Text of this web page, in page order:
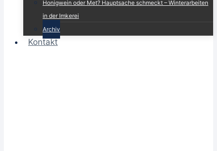
Honigwein oder Met? Hauptsache schmeckt – Winterarbeiten
in der Imkerei
Archiv
Kontakt